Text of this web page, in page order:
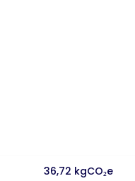
36,72 kgCO₂e